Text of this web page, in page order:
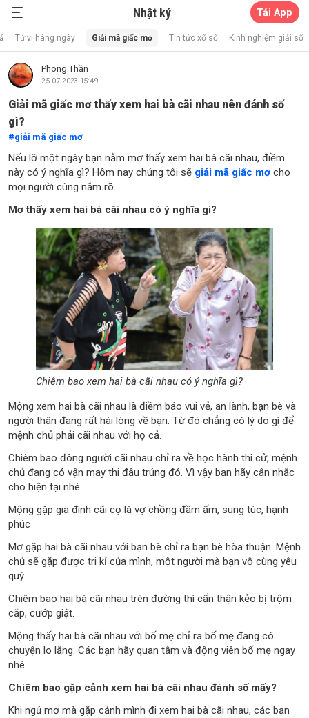
Nhật ký Tải App
Tử vi hàng ngày Giải mã giấc mơ Tin tức xổ số Kinh nghiệm giải số
Phong Thần
25-07-2023 15:49
Giải mã giấc mơ thấy xem hai bà cãi nhau nên đánh số
gì?
giải mã giấc mơ
Nếu lỡ một ngày bạn nằm mơ thấy xem hai bà cãi nhau, điềm
này có ý nghĩa gì? Hôm nay chúng tôi sẽ giải mã giấc mơ cho
mọi người cùng nắm rõ.
Mơ thấy xem hai bà cãi nhau có ý nghĩa gì?
Chiêm bao xem hai bà cãi nhau có ý nghĩa gì?
Mộng xem hai bà cãi nhau là điềm báo vui vẻ, an lành, bạn bè và
người thân đang rất hài lòng về bạn. Từ đó chẳng có lý do gì để
mệnh chủ phải cãi nhau với họ cả.
Chiêm bao đông người cãi nhau chỉ ra về học hành thi cử, mệnh
chủ đang có vận may thi đâu trúng đó. Vì vậy bạn hãy cân nhắc
cho hiện tại nhé.
Mộng gặp gia đình cãi cọ là vợ chồng đầm ấm, sung túc, hạnh
phúc
Mơ gặp hai bà cãi nhau với bạn bè chỉ ra bạn bè hòa thuận. Mệnh
chủ sẽ gặp được tri kỉ của mình, một người mà bạn vô cùng yêu
quý.
Chiêm bao hai bà cãi nhau trên đường thì cẩn thận kẻo bị trộm
cắp, cướp giật.
Mộng thấy hai bà cãi nhau với bố mẹ chỉ ra bố mẹ đang có
chuyện lo lắng. Các bạn hãy quan tâm và động viên bố mẹ ngay
nhé.
Chiêm bao gặp cảnh xem hai bà cãi nhau đánh số mấy?
Khi ngủ mơ mà gặp cảnh mình đi xem hai bà cãi nhau, các bạn